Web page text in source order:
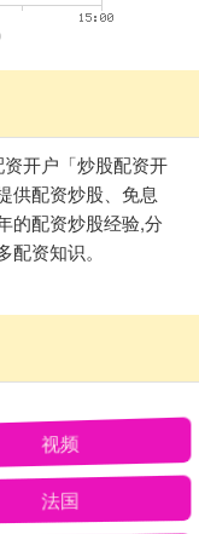
开户「炒股配资开
供配资炒股、免息
的配资炒股经验,分
资知识。
视频
法国